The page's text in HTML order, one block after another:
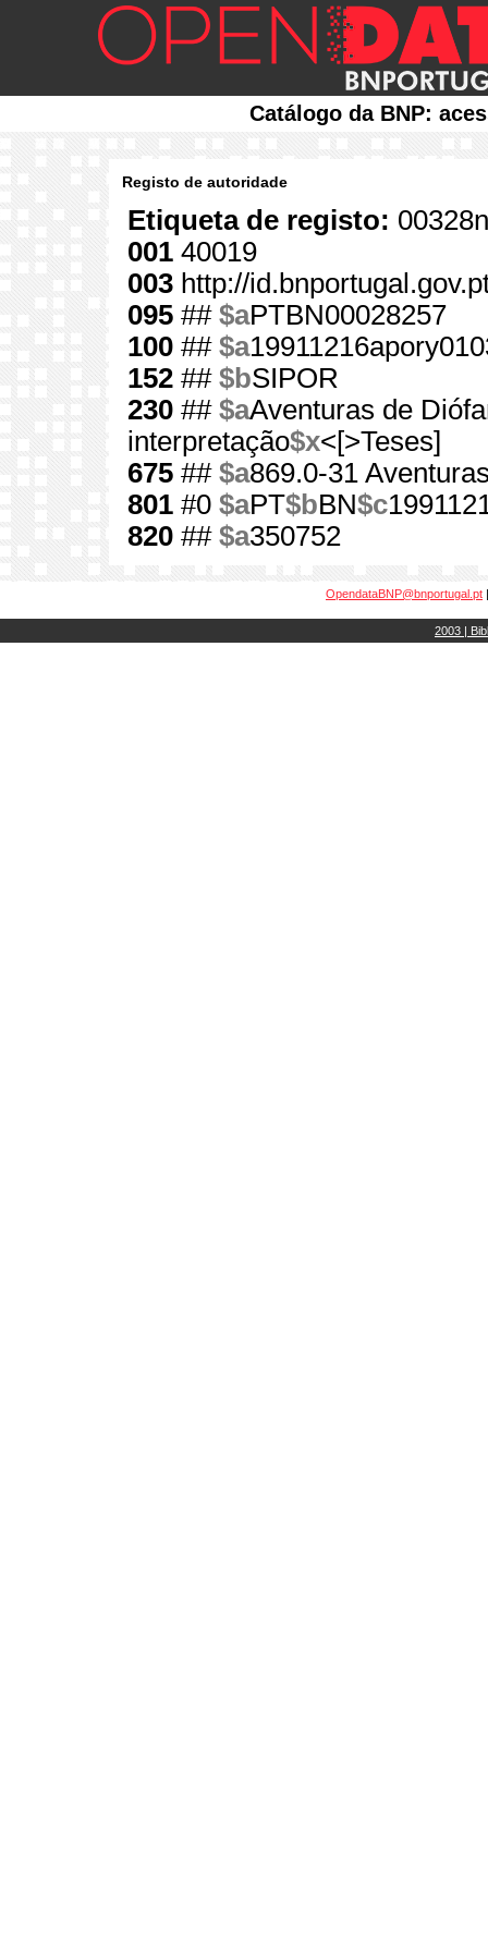
Catálogo da BNP:
Registo de autoridade
Etiqueta de registo:
001 40019
003 http://
095 ## $aPTBN00028257
100 ## $a
152 ## $bSIPOR
230 ## $aAventuras de
interpretação$x<[>Teses]
675 ## $a869.0-31
801 #0 $aPT$bBN$c
820 ## $a350752
OpendataBNP@bnportugal.pt
2003 |